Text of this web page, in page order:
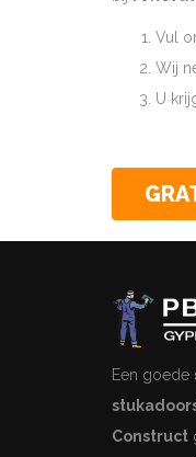
Vul
Wij
U
Een goede
Construct